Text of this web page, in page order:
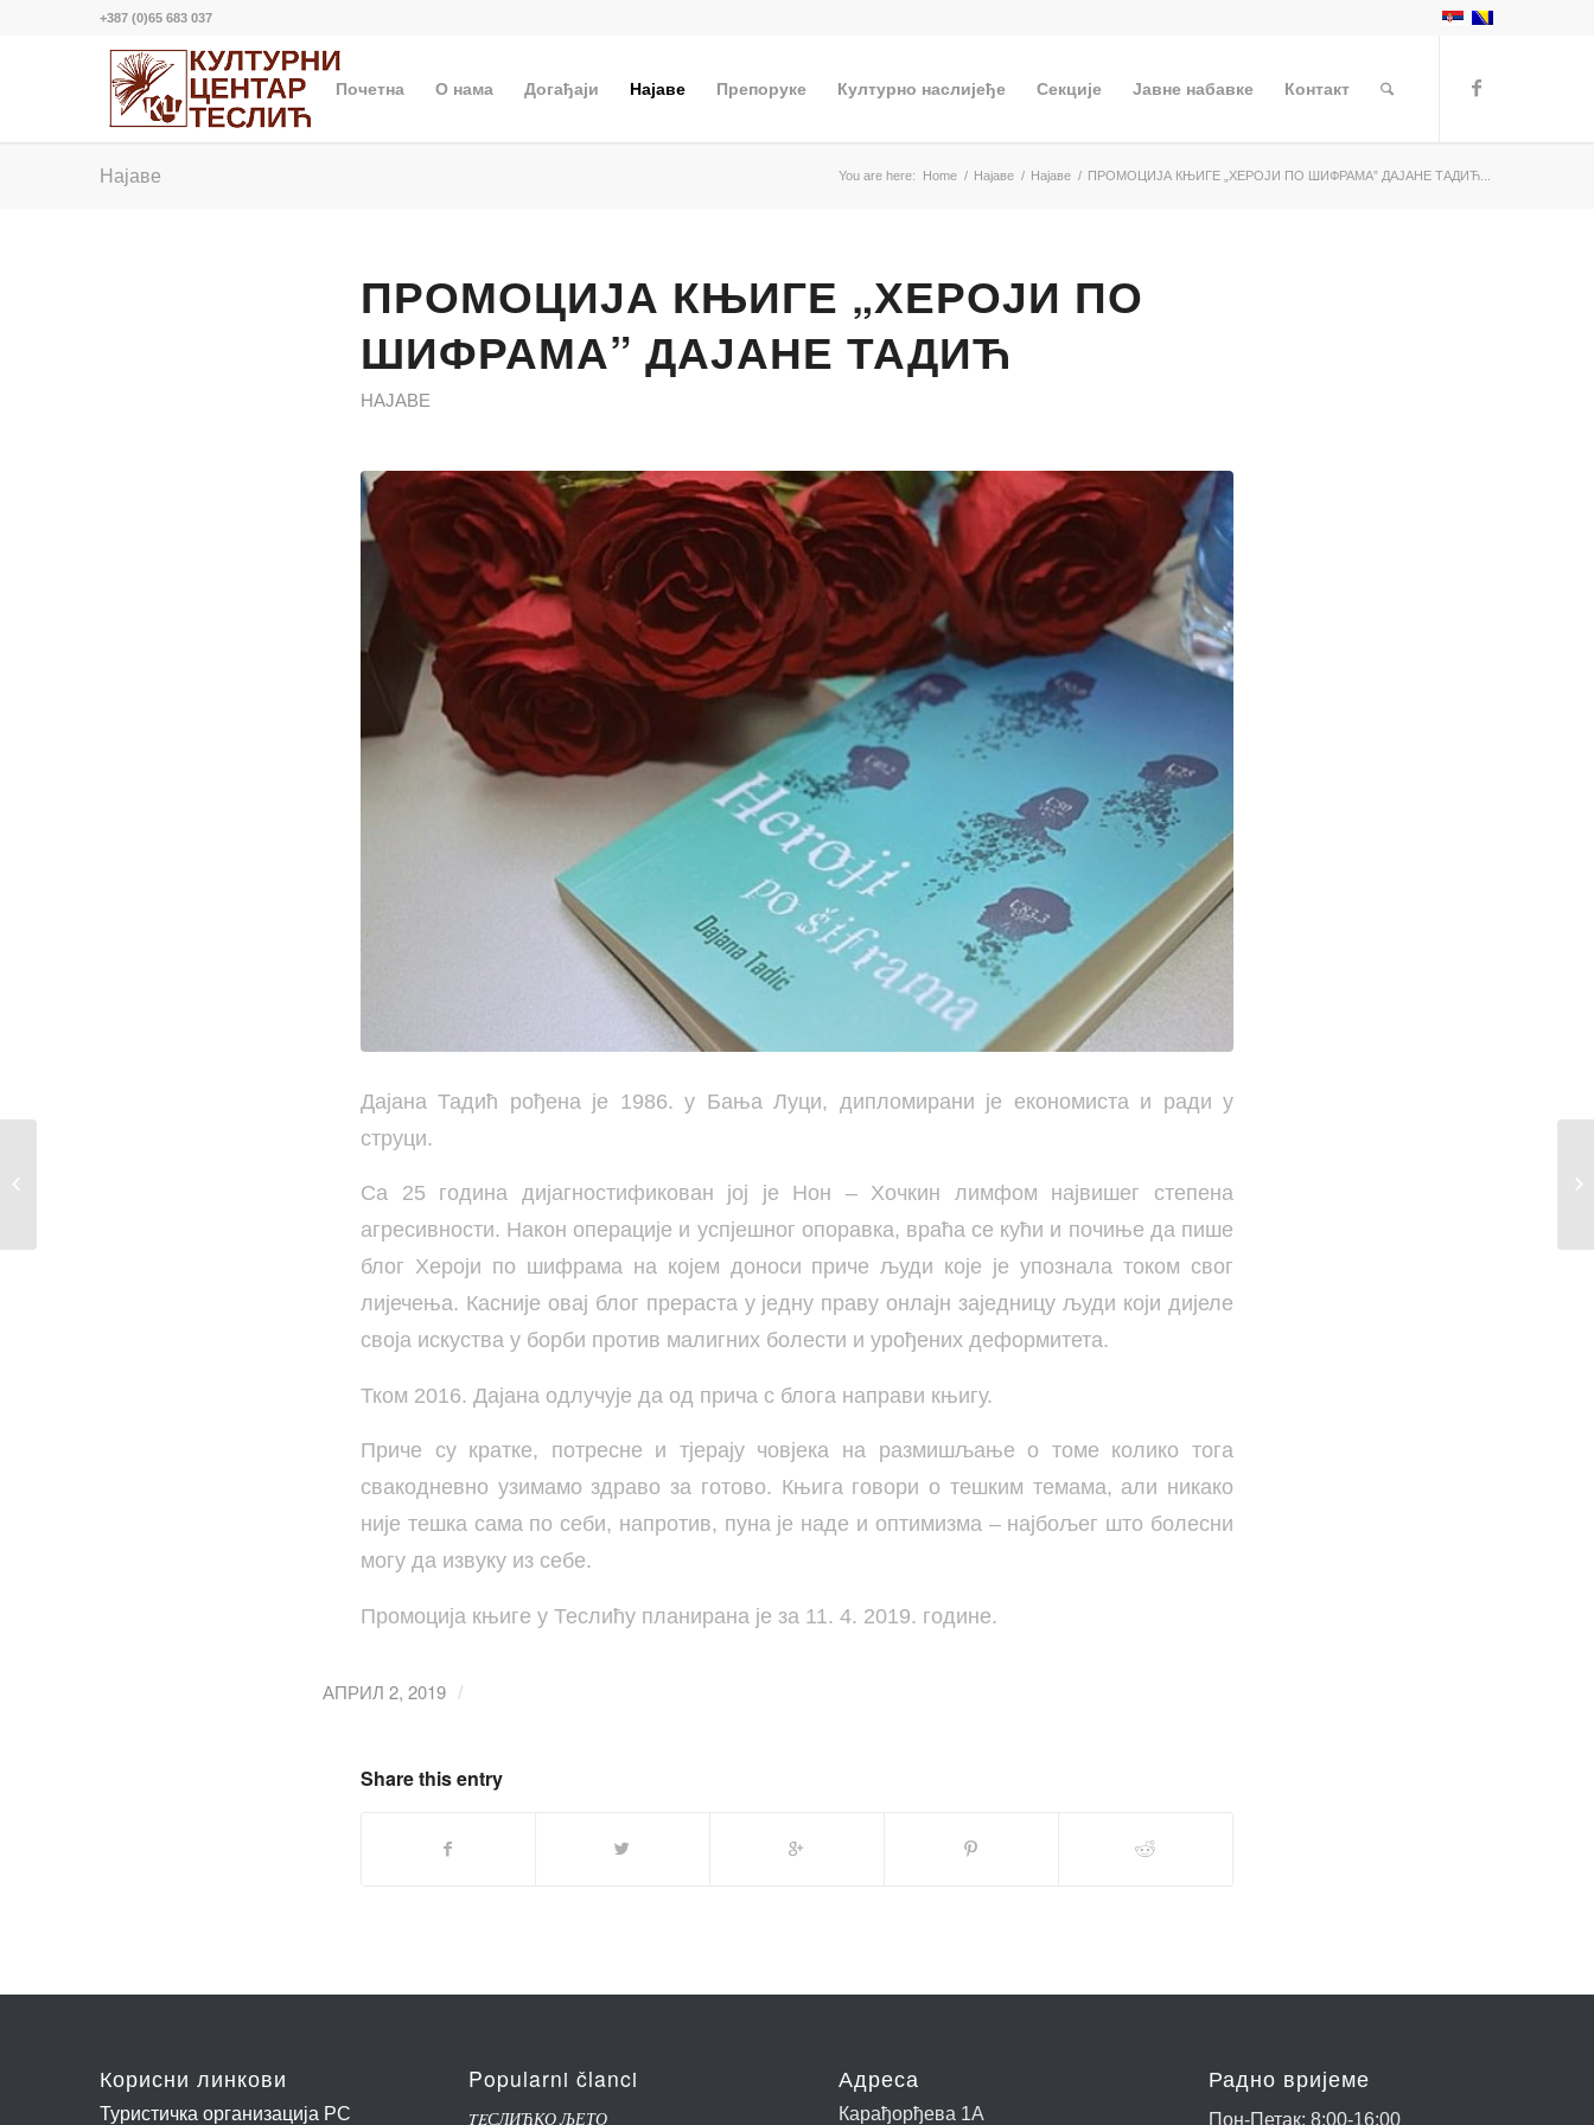
+387 (0)65 683 037
Почетна О нама Догађаји Најаве Препоруке Културно наслијеђе Секције Јавне набавке Контакт
Најаве You are here: Home / Најаве / Најаве / ПРОМОЦИЈА КЊИГЕ „ХЕРОЈИ ПО ШИФРАМА” ДАЈАНЕ ТАДИЋ...
ПРОМОЦИЈА КЊИГЕ „ХЕРОЈИ ПО
ШИФРАМА” ДАЈАНЕ ТАДИЋ
НАЈАВЕ
Дајана Тадић рођена је 1986. у Бања Луци, дипломирани је економиста и ради у
струци.
Са 25 година дијагностификован јој је Нон – Хочкин лимфом највишег степена
агресивности. Након операције и успјешног опоравка, враћа се кући и почиње да пише
блог Хероји по шифрама на којем доноси приче људи које је упознала током свог
лијечења. Касније овај блог прераста у једну праву онлајн заједницу људи који дијеле
своја искуства у борби против малигних болести и урођених деформитета.
Тком 2016. Дајана одлучује да од прича с блога направи књигу.
Приче су кратке, потресне и тјерају човјека на размишљање о томе колико тога
свакодневно узимамо здраво за готово. Књига говори о тешким темама, али никако
није тешка сама по себи, напротив, пуна је наде и оптимизма – најбољег што болесни
могу да извуку из себе.
Промоција књиге у Теслићу планирана је за 11. 4. 2019. године.
АПРИЛ 2, 2019 /
Share this entry
Корисни линкови
Туристичка организација РС
Popularni članci
TEСЛИЋКО ЉЕТО
Адреса
Карађорђева 1А
Радно вријеме
Пон-Петак: 8:00-16:00